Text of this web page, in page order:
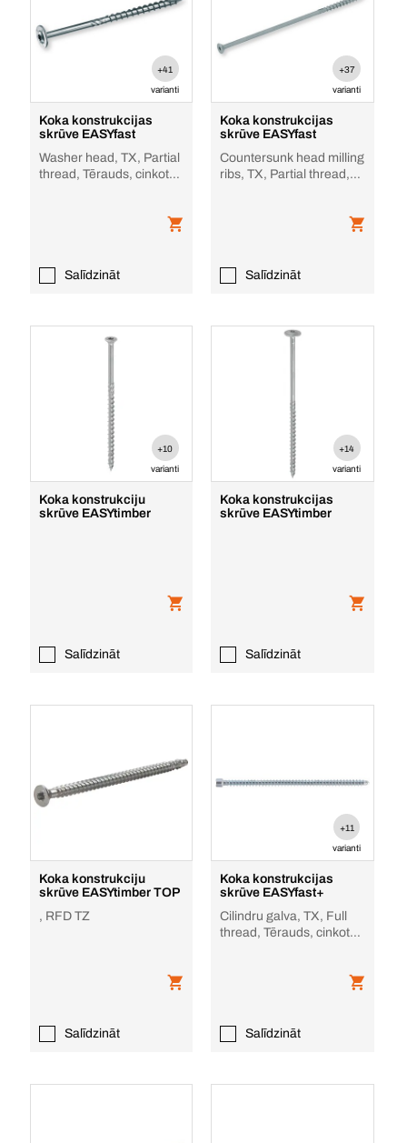
+41
varianti
Koka konstrukcijas
skrūve EASYfast
Washer head, TX, Partial
thread, Tērauds, cinkots,
Salīdzināt
+37
varianti
Koka konstrukcijas
skrūve EASYfast
Countersunk head milling
ribs, TX, Partial thread,
Salīdzināt
+10
varianti
Koka konstrukciju
skrūve EASYtimber
Salīdzināt
+14
varianti
Koka konstrukcijas
skrūve EASYtimber
Salīdzināt
Koka konstrukciju
skrūve EASYtimber TOP
, RFD TZ
Salīdzināt
+11
varianti
Koka konstrukcijas
skrūve EASYfast+
Cilindru galva, TX, Full
thread, Tērauds, cinkots,
Salīdzināt